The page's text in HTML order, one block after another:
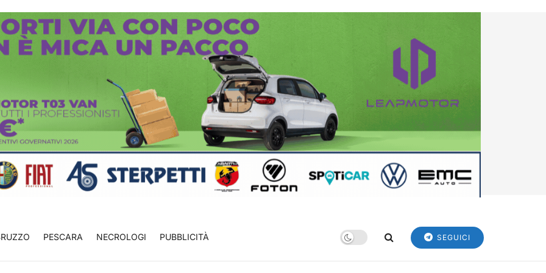
PESCARA NECROLOGI PUBBLICITÀ SEGUICI